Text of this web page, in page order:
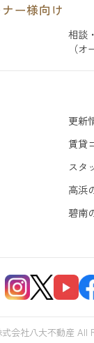
ー様向け
相談
（オ
更新
賃貸
スタ
高浜
碧南
会社八大不動産 All